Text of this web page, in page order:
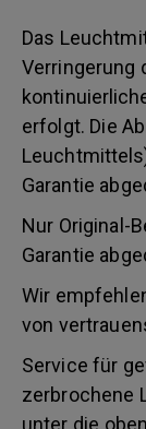
Das
Verringerung
erfolgt. Die
Garantie
Nur Original-
Garantie
Wir
von
Service für
zerbrochene
unter die